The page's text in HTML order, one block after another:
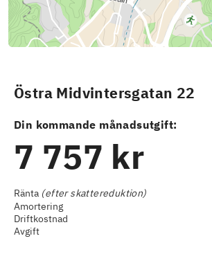
Östra Midvintersgatan 22
Din kommande månadsutgift:
7 757 kr
Ränta (efter skattereduktion)
Amortering
Driftkostnad
Avgift